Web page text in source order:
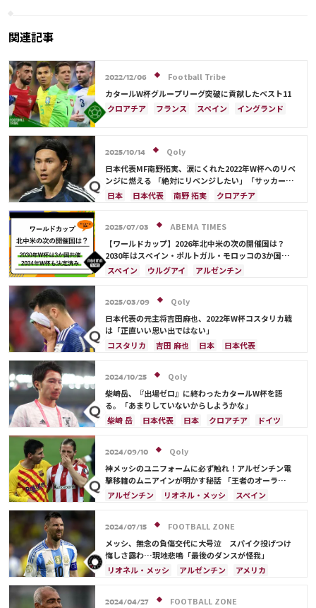
関連記事
2022/12/06
Football Tribe
カタールW杯グループリーグ突破に貢献したベスト11
クロアチア
フランス スペイン
イングランド
セルヒオ・ブスケツ
キリアン・ムバッペ
アクラフ・ハキミ
カゼミーロ
堂安 律 スイス
サウジアラビア
ドイツ
デンマーク ベルギー
カナダ
日本代表
C・ロナウド
ネイマール
メンフィス・デパイ
2025/10/14
Qoly
日本代表MF南野拓実、涙にくれた2022年W杯へのリベ
ンジに燃える 「絶対にリベンジしたい」「サッカー人
生をかけた戦い」
日本 日本代表 南野 拓実
クロアチア
谷 晃生
吉田 麻也 谷口 彰悟
2025/07/03
ABEMA TIMES
【ワールドカップ】2026年北中米の次の開催国は？
2030年はスペイン・ポルトガル・モロッコの3か国共
催！ ウルグアイ・アルゼンチン・パラグアイでも限定
スペイン ウルグアイ
アルゼンチン
サウジアラビア
メキシコ
イングランド
日本 カナダ 韓国
セルビア
スイス
オーストラリア カタール
2025/03/09
Qoly
日本代表の元主将吉田麻也、2022年W杯コスタリカ戦
は「正直いい思い出ではない」
コスタリカ
吉田 麻也 日本
日本代表
2024/10/25
Qoly
柴崎岳、『出場ゼロ』に終わったカタールW杯を語
る。「あまりしていないからしようかな」
柴崎 岳
日本代表 日本 クロアチア
ドイツ
2024/09/10
Qoly
神メッシのユニフォームに必ず触れ！アルゼンチン電
撃移籍のムニアインが明かす秘話 「王者のオーラ
を…」
アルゼンチン リオネル・メッシ スペイン
2024/07/15
FOOTBALL ZONE
メッシ、無念の負傷交代に大号泣 スパイク投げつけ
悔しさ露わ…現地悲鳴「最後のダンスが怪我」
リオネル・メッシ
アルゼンチン
アメリカ
2024/04/27
FOOTBALL ZONE